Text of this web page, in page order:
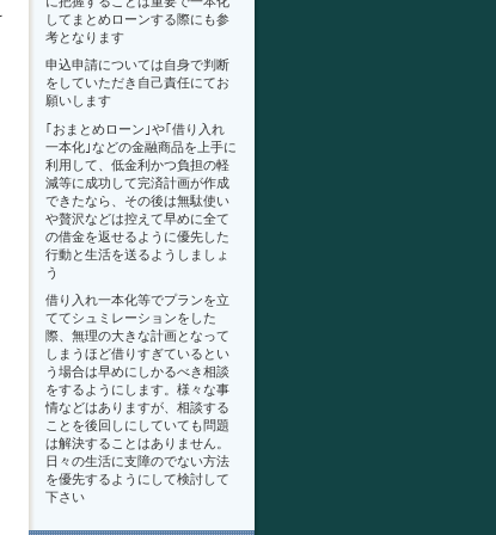
してまとめローンする際にも参
考となります
申込申請については自身で判断
をしていただき自己責任にてお
願いします
｢おまとめローン｣や｢借り入れ
一本化｣などの金融商品を上手に
利用して、低金利かつ負担の軽
減等に成功して完済計画が作成
できたなら、その後は無駄使い
や贅沢などは控えて早めに全て
の借金を返せるように優先した
行動と生活を送るようしましょ
う
借り入れ一本化等でプランを立
ててシュミレーションをした
際、無理の大きな計画となって
しまうほど借りすぎているとい
う場合は早めにしかるべき相談
をするようにします。様々な事
情などはありますが、相談する
ことを後回しにしていても問題
は解決することはありません。
日々の生活に支障のでない方法
を優先するようにして検討して
下さい